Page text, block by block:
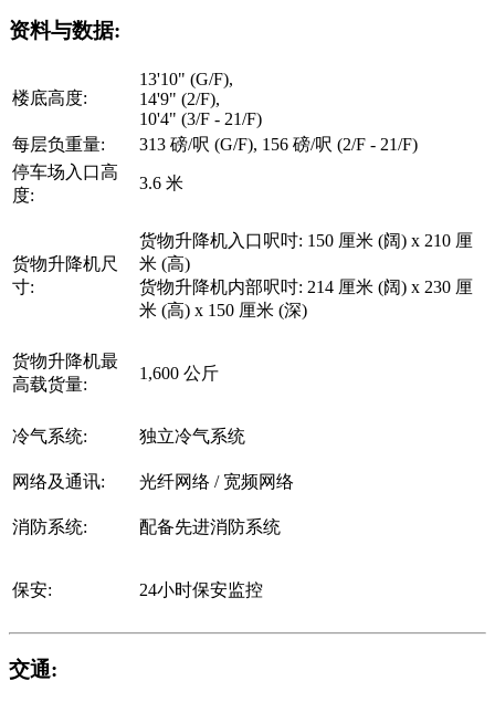
资料与数据:
楼底高度:
13'10" (G/F),
14'9" (2/F),
10'4" (3/F - 21/F)
每层负重量:
313 磅/呎 (G/F), 156 磅/呎 (2/F - 21/F)
停车场入口高
度:
3.6 米
货物升降机尺
寸:
货物升降机入口呎吋: 150 厘米 (阔) x 210 厘
米 (高)
货物升降机内部呎吋: 214 厘米 (阔) x 230 厘
米 (高) x 150 厘米 (深)
货物升降机最
高载货量:
1,600 公斤
冷气系统: 独立冷气系统
网络及通讯: 光纤网络 / 宽频网络
消防系统: 配备先进消防系统
保安: 24小时保安监控
交通: